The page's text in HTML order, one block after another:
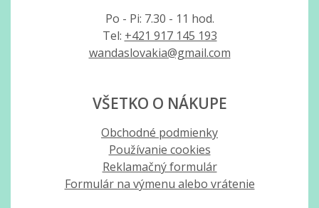
Po - Pi: 7.30 - 11 hod.
Tel: +421 917 145 193
wandaslovakia@gmail.com
VŠETKO O NÁKUPE
Obchodné podmienky
Používanie cookies
Reklamačný formulár
Formulár na výmenu alebo vrátenie